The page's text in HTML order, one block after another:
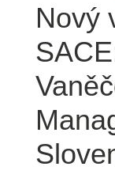
Nový